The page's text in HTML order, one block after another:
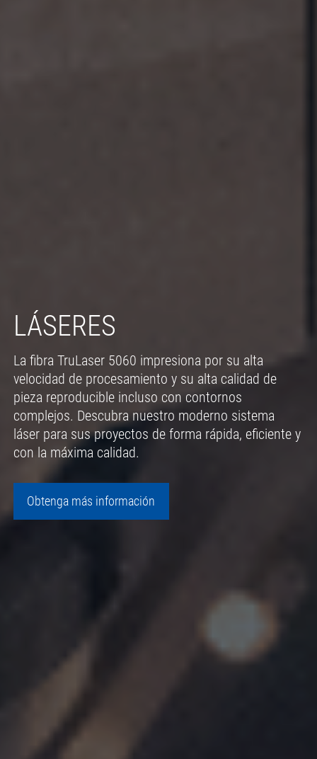
LÁSERES
La fibra TruLaser 5060 impresiona por su alta
velocidad de procesamiento y su alta calidad de
pieza reproducible incluso con contornos
complejos. Descubra nuestro moderno sistema
láser para sus proyectos de forma rápida, eficiente y
con la máxima calidad.
Obtenga más información